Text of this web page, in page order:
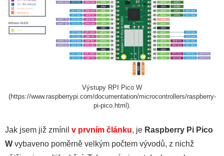
Výstupy RPI Pico W
(https://www.raspberrypi.com/documentation/microcontrollers/raspberry-
pi-pico.html).
Jak jsem již zmínil v prvním článku, je Raspberry Pi Pico
W vybaveno poměrně velkým počtem vývodů, z nichž